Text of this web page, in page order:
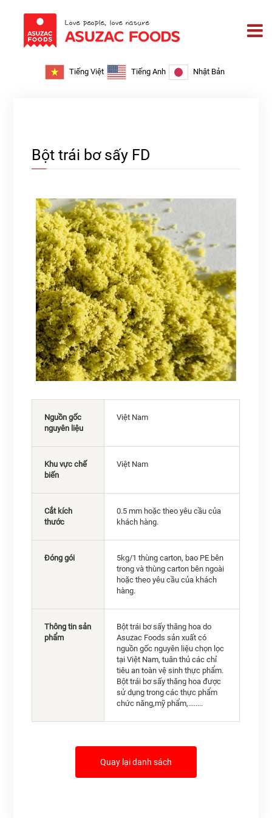
Tiếng Việt Tiếng Anh Nhật Bản
Bột trái bơ sấy FD
Nguồn gốc
nguyên liệu
Việt Nam
Khu vực chế
biến
Việt Nam
Cắt kích
thước
0.5 mm hoặc theo yêu cầu của
khách hàng.
Đóng gói
5kg/1 thùng carton, bao PE bên
trong và thùng carton bên ngoài
hoặc theo yêu cầu của khách
hàng.
Thông tin sản
phẩm
Bột trái bơ sấy thăng hoa do
Asuzac Foods sản xuất có
nguồn gốc nguyên liệu chọn lọc
tại Việt Nam, tuân thủ các chỉ
tiêu an toàn vệ sinh thực phẩm.
Bột trái bơ sấy thăng hoa được
sử dụng trong các thực phẩm
chức năng,mỹ phẩm,........
Quay lại danh sách